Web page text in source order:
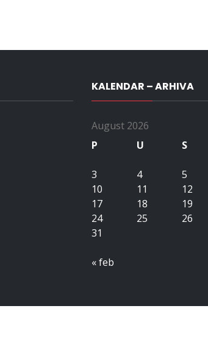
KALENDAR – ARHIVA
August 2026
P
U S
3
4 5
10
11 12
17
18 19
24
25 26
31
« feb